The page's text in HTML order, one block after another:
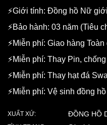
⚡️Giới tính: Đồng hồ Nữ giới
⚡️Bảo hành: 03 năm (Tiêu
⚡️Miễn phí: Giao hàng
⚡️Miễn phí: Thay Pin,
⚡️Miễn phí: Thay hạt đá
⚡️Miễn phí: Vệ sinh đồng
XUẤT XỨ: ĐỒNG HỒ